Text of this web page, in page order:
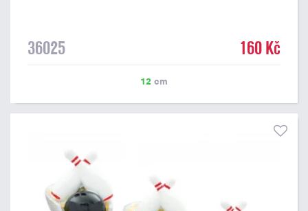
36025 160 Kč
12 cm